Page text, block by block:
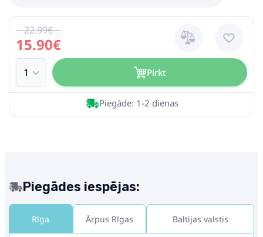
15.90€
22.99€
Pirkt
Piegāde: 1-2 dienas
Piegādes iespējas:
Rīga Ārpus Rīgas Baltijas valstis